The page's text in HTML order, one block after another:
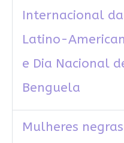
Internacional
Latino-
e Dia Nacional
Benguela
Mulheres